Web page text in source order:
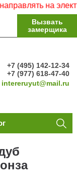
на
Вызвать
замерщика
+7 (495) 142-12-34
+7 (977) 618-47-40
intereruyut@mail.ru